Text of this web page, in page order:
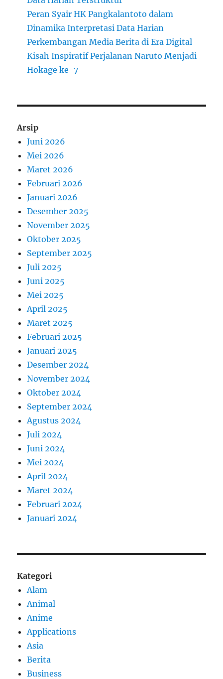
Peran Syair HK Pangkalantoto dalam
Dinamika Interpretasi Data Harian
Perkembangan Media Berita di Era Digital
Kisah Inspiratif Perjalanan Naruto Menjadi
Hokage ke-7
Arsip
Juni 2026
Mei 2026
Maret 2026
Februari 2026
Januari 2026
Desember 2025
November 2025
Oktober 2025
September 2025
Juli 2025
Juni 2025
Mei 2025
April 2025
Maret 2025
Februari 2025
Januari 2025
Desember 2024
November 2024
Oktober 2024
September 2024
Agustus 2024
Juli 2024
Juni 2024
Mei 2024
April 2024
Maret 2024
Februari 2024
Januari 2024
Kategori
Alam
Animal
Anime
Applications
Asia
Berita
Business